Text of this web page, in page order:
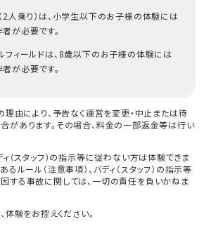
2人乗り）は、小学生以下のお子様の体験には
が必要です。
フィールドは、8歳以下のお子様の体験には
が必要です。
由により、予告なく運営を変更・中止または待
があります。その場合、料金の一部返金等は行い
（スタッフ）の指示等に従わない方は体験できま
るルール（注意事項）、バディ（スタッフ）の指示等
する事故に関しては、一切の責任を負いかねま
験をお控えください。